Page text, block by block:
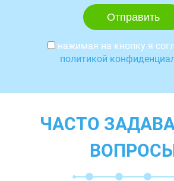
нажимая на кнопку я
политикой
ЧАСТО